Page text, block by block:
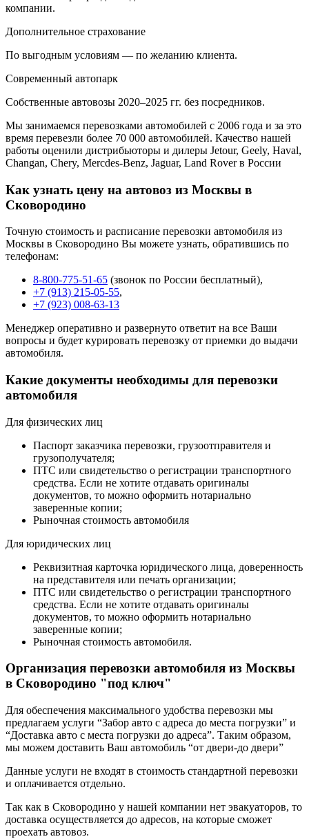
компании.
Дополнительное страхование
По выгодным условиям — по желанию клиента.
Современный автопарк
Собственные автовозы 2020–2025 гг. без посредников.
Мы занимаемся перевозками автомобилей с 2006 года и за это
время перевезли более 70 000 автомобилей. Качество нашей
работы оценили дистрибьюторы и дилеры Jetour, Geely, Haval,
Changan, Chery, Mercdes-Benz, Jaguar, Land Rover в России
Как узнать цену на автовоз из Москвы в
Сковородино
Точную стоимость и расписание перевозки автомобиля из
Москвы в Сковородино Вы можете узнать, обратившись по
телефонам:
8-800-775-51-65 (звонок по России бесплатный),
+7 (913) 215-05-55,
+7 (923) 008-63-13
Менеджер оперативно и развернуто ответит на все Ваши
вопросы и будет курировать перевозку от приемки до выдачи
автомобиля.
Какие документы необходимы для перевозки
автомобиля
Для физических лиц
Паспорт заказчика перевозки, грузоотправителя и
грузополучателя;
ПТС или свидетельство о регистрации транспортного
средства. Если не хотите отдавать оригиналы
документов, то можно оформить нотариально
заверенные копии;
Рыночная стоимость автомобиля
Для юридических лиц
Реквизитная карточка юридического лица, доверенность
на представителя или печать организации;
ПТС или свидетельство о регистрации транспортного
средства. Если не хотите отдавать оригиналы
документов, то можно оформить нотариально
заверенные копии;
Рыночная стоимость автомобиля.
Организация перевозки автомобиля из Москвы
в Сковородино "под ключ"
Для обеспечения максимального удобства перевозки мы
предлагаем услуги “Забор авто с адреса до места погрузки” и
“Доставка авто с места погрузки до адреса”. Таким образом,
мы можем доставить Ваш автомобиль “от двери-до двери”
Данные услуги не входят в стоимость стандартной перевозки
и оплачивается отдельно.
Так как в Сковородино у нашей компании нет эвакуаторов, то
доставка осуществляется до адресов, на которые сможет
проехать автовоз.